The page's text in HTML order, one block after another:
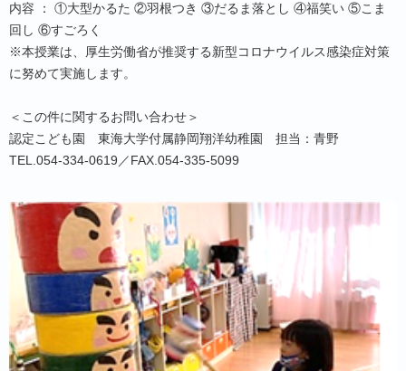
内容 ： ①大型かるた ②羽根つき ③だるま落とし ④福笑い ⑤こま
回し ⑥すごろく
※本授業は、厚生労働省が推奨する新型コロナウイルス感染症対策
に努めて実施します。
＜この件に関するお問い合わせ＞
認定こども園 東海大学付属静岡翔洋幼稚園 担当：青野
TEL.054-334-0619／FAX.054-335-5099